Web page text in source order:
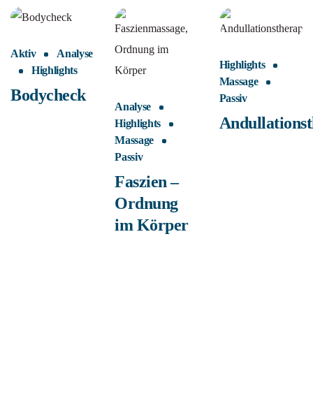
Aktiv
Analyse
Highlights
Bodycheck
Analyse
Highlights
Massage
Passiv
Faszien –
Ordnung
im Körper
Highlights
Massage
Passiv